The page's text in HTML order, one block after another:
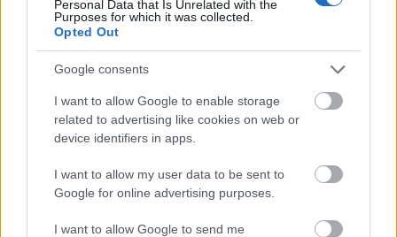
Personal Data that Is Unrelated with the
Purposes for which it was collected.
Opted Out
Google consents
I want to allow Google to enable storage
related to advertising like cookies on web or
device identifiers in apps.
I want to allow my user data to be sent to
Google for online advertising purposes.
I want to allow Google to send me
Promocje
Hardware PC
Gaming
AI
Reklama